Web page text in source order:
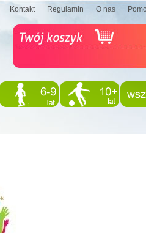
Kontakt Regulamin O nas